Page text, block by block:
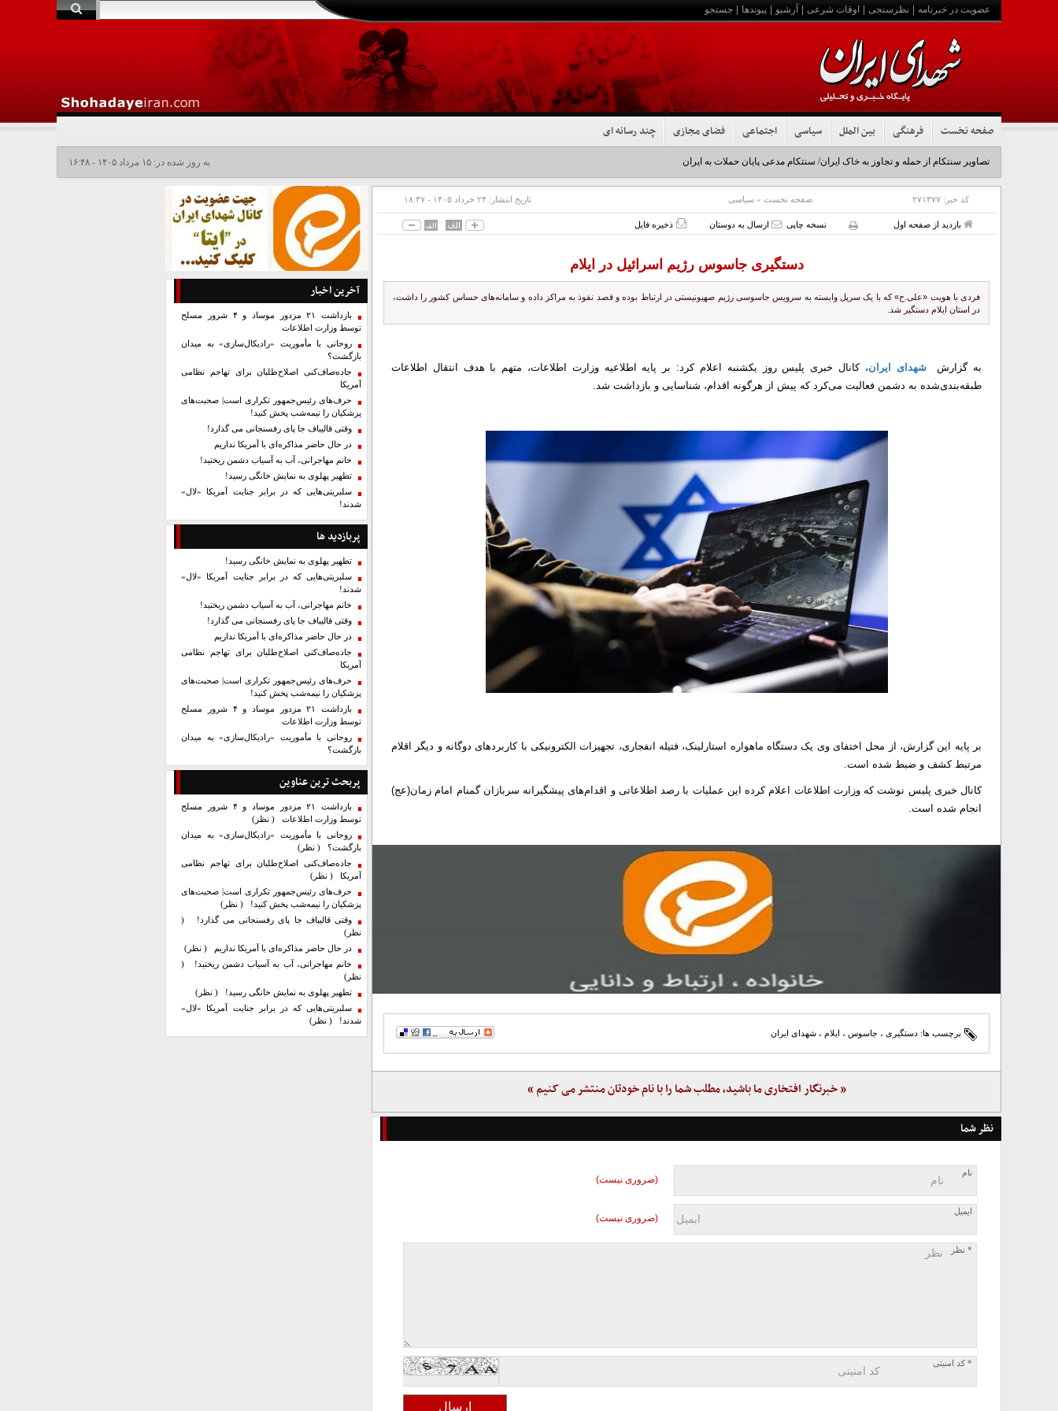
عضویت در خبرنامه نظرسنجی اوقات شرعی آرشیو پیوندها جستجو
صفحه نخست فرهنگی بین الملل سیاسی اجتماعی فضای مجازی چند رسانه ای
تصاویر سنتکام از حمله و تجاوز به خاک ایران/ سنتکام مدعی پایان حملات به ایران شد+فیلم به روز شده در: ۱۵ مرداد ۱۴۰۵ - ۱۶:۴۸
کد خبر: ۲۷۱۳۷۷ صفحه نخست »سیاسی تاریخ انتشار: ۲۴ خرداد ۱۴۰۵ - ۱۸:۳۷
بازدید از صفحه اول نسخه چاپی ارسال به دوستان ذخیره فایل
دستگیری جاسوس رژیم اسرائیل در ایلام
فردی با هویت «علی.ح» که با یک سرپل وابسته به سرویس جاسوسی رژیم صهیونیستی در ارتباط بوده و قصد نفوذ به مراکز داده و سامانه‌های حساس کشور را داشت،
در استان ایلام دستگیر شد.
به گزارششهدای ایران، کانال خبری پلیس روز یکشنبه اعلام کرد: بر پایه اطلاعیه وزارت اطلاعات، متهم با هدف انتقال اطلاعات
طبقه‌بندی‌شده به دشمن فعالیت می‌کرد که پیش از هرگونه اقدام، شناسایی و بازداشت شد.
بر پایه این گزارش، از محل اختفای وی یک دستگاه ماهواره استارلینک، فتیله انفجاری، تجهیزات الکترونیکی با کاربردهای دوگانه و دیگر اقلام
مرتبط کشف و ضبط شده است.
کانال خبری پلیس نوشت که وزارت اطلاعات اعلام کرده این عملیات با رصد اطلاعاتی و اقدام‌های پیشگیرانه سربازان گمنام امام زمان(عج)
انجام شده است.
برچسب ها: دستگیری ، جاسوس ، ایلام ، شهدای ایران
« خبرنگار افتخاری ما باشید، مطلب شما را با نام خودتان منتشر می کنیم »
نظر شما
نام
(ضروری نیست)
ایمیل
(ضروری نیست)
* نظر
* کد امنیتی
آخرین اخبار
بازداشت ۲۱ مزدور موساد و ۴ شرور مسلح
توسط وزارت اطلاعات
روحانی با مأموریت «رادیکال‌سازی» به میدان
بازگشت؟
جاده‌صاف‌کنی اصلاح‌طلبان برای تهاجم نظامی
آمریکا
حرف‌های رئیس‌جمهور تکراری است| صحبت‌های
پزشکیان را نیمه‌شب پخش کنید!
وقتی قالیباف جا پای رفسنجانی می گذارد!
در حال حاضر مذاکره‌ای با آمریکا نداریم
خانم مهاجرانی، آب به آسیاب دشمن ریختید!
تطهیر پهلوی به نمایش خانگی رسید!
سلبریتی‌هایی که در برابر جنایت آمریکا «لال»
شدند!
پربازدید ها
تطهیر پهلوی به نمایش خانگی رسید!
سلبریتی‌هایی که در برابر جنایت آمریکا «لال»
شدند!
خانم مهاجرانی، آب به آسیاب دشمن ریختید!
وقتی قالیباف جا پای رفسنجانی می گذارد!
در حال حاضر مذاکره‌ای با آمریکا نداریم
جاده‌صاف‌کنی اصلاح‌طلبان برای تهاجم نظامی
آمریکا
حرف‌های رئیس‌جمهور تکراری است| صحبت‌های
پزشکیان را نیمه‌شب پخش کنید!
بازداشت ۲۱ مزدور موساد و ۴ شرور مسلح
توسط وزارت اطلاعات
روحانی با مأموریت «رادیکال‌سازی» به میدان
بازگشت؟
پربحث ترین عناوین
بازداشت ۲۱ مزدور موساد و ۴ شرور مسلح
توسط وزارت اطلاعات ( نظر)
روحانی با مأموریت «رادیکال‌سازی» به میدان
بازگشت؟ ( نظر)
جاده‌صاف‌کنی اصلاح‌طلبان برای تهاجم نظامی
آمریکا ( نظر)
حرف‌های رئیس‌جمهور تکراری است| صحبت‌های
پزشکیان را نیمه‌شب پخش کنید! ( نظر)
وقتی قالیباف جا پای رفسنجانی می گذارد! (
نظر)
در حال حاضر مذاکره‌ای با آمریکا نداریم ( نظر)
خانم مهاجرانی، آب به آسیاب دشمن ریختید! (
نظر)
تطهیر پهلوی به نمایش خانگی رسید! ( نظر)
سلبریتی‌هایی که در برابر جنایت آمریکا «لال»
شدند! ( نظر)